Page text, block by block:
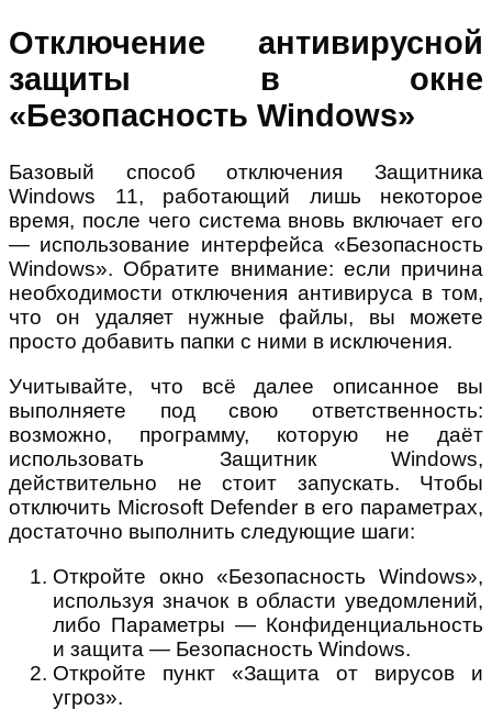
Отключение антивирусной
защиты в окне
«Безопасность Windows»
Базовый способ отключения Защитника
Windows 11, работающий лишь некоторое
время, после чего система вновь включает его
— использование интерфейса «Безопасность
Windows». Обратите внимание: если причина
необходимости отключения антивируса в том,
что он удаляет нужные файлы, вы можете
просто добавить папки с ними в исключения.
Учитывайте, что всё далее описанное вы
выполняете под свою ответственность:
возможно, программу, которую не даёт
использовать Защитник Windows,
действительно не стоит запускать. Чтобы
отключить Microsoft Defender в его параметрах,
достаточно выполнить следующие шаги:
Откройте окно «Безопасность Windows»,
используя значок в области уведомлений,
либо Параметры — Конфиденциальность
и защита — Безопасность Windows.
Откройте пункт «Защита от вирусов и
угроз».